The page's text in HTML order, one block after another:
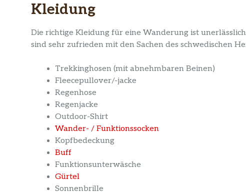
Kleidung
Die richtige Kleidung für eine Wanderung ist
sind sehr zufrieden mit den Sachen des schwedischen
Trekkinghosen (mit abnehmbaren Beinen)
Fleecepullover/-jacke
Regenhose
Regenjacke
Outdoor-Shirt
Wander- / Funktionssocken
Kopfbedeckung
Buff
Funktionsunterwäsche
Gürtel
Sonnenbrille